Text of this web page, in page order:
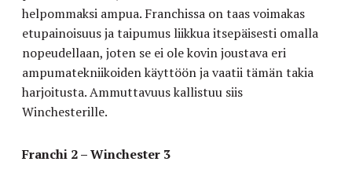
helpommaksi ampua. Franchissa on taas voimakas
etupainoisuus ja taipumus liikkua itsepäisesti omalla
nopeudellaan, joten se ei ole kovin joustava eri
ampumatekniikoiden käyttöön ja vaatii tämän takia
harjoitusta. Ammuttavuus kallistuu siis
Winchesterille.
Franchi 2 – Winchester 3